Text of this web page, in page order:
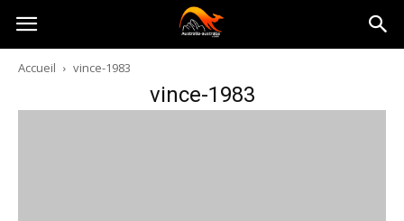
Australia-
australie.com
Accueil vince-1983
vince-1983